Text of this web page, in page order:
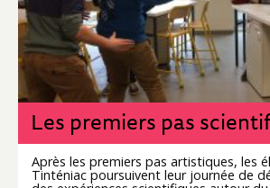
Les premiers pas
Après les premiers pas artistiques, les
Tinténiac poursuivent leur journée de